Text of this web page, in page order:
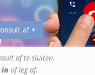
af +
af te sluiten.
in of leg af.